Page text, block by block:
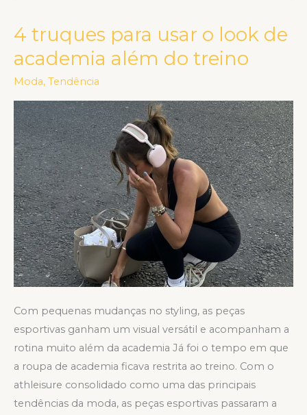
4 truques para usar o look de
academia além do treino
Moda, Tendência
Com pequenas mudanças no styling, as peças
esportivas ganham um visual versátil e acompanham a
rotina muito além da academia Já foi o tempo em que
a roupa de academia ficava restrita ao treino. Com o
athleisure consolidado como uma das principais
tendências da moda, as peças esportivas passaram a
4
para
usar
o
look
de
academia
além
do
treino